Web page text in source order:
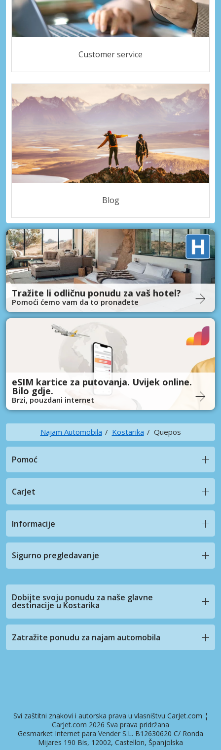
Customer service
Blog
Tražite li odličnu ponudu za vaš hotel?
Pomoći ćemo vam da to pronađete
eSIM kartice za putovanja. Uvijek online.
Bilo gdje.
Brzi, pouzdani internet
Najam Automobila Kostarika Quepos
Pomoć
CarJet
Informacije
Sigurno pregledavanje
Dobijte svoju ponudu za naše glavne
destinacije u Kostarika
Zatražite ponudu za najam automobila
Svi zaštitni znakovi i autorska prava u vlasništvu CarJet.com ¦
CarJet.com 2026 Sva prava pridržana
Gesmarket Internet para Vender S.L. B12630620 C/ Ronda
Mijares 190 Bis, 12002, Castellon, Španjolska